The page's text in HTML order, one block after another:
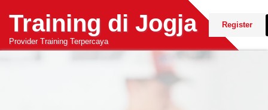
content
Training di Jogja
Provider Training Terpercaya
Register